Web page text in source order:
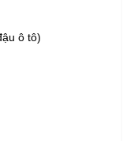
ô tô)